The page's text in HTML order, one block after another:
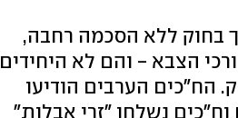
בחוק ללא הסכמה רחבה,
הצבא - והם לא היחידים
הח"כים הערבים הודיעו
וח"כים נשלחו "זרי אבלות"